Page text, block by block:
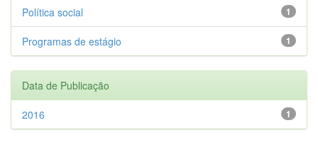
1
Política social
1
Programas de estágio
Data de Publicação
1
2016